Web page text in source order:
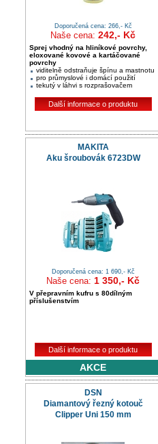
Doporučená cena: 266,- Kč
Naše cena: 242,- Kč
Sprej vhodný na hliníkové povrchy,
eloxované kovové a kartáčované
povrchy
viditelně odstraňuje špínu a mastnotu
pro průmyslové i domácí použití
tekutý v láhvi s rozprašovačem
Další informace o produktu
MAKITA
Aku šroubovák 6723DW
Doporučená cena: 1 690,- Kč
Naše cena: 1 350,- Kč
V přepravním kufru s 80dílným
příslušenstvím
Další informace o produktu
AKCE
DSN
Diamantový řezný kotouč
Clipper Uni 150 mm